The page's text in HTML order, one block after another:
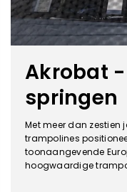
Akrobat -
springen
Met meer dan zestien
trampolines
toonaangevende
hoogwaardige